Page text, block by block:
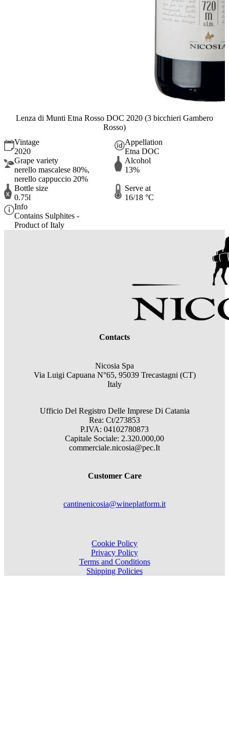
Lenza di Munti Etna Rosso DOC 2020 (3 bicchieri Gambero
Rosso)
Vintage
2020
Appellation
Etna DOC
Grape variety
nerello mascalese 80%,
nerello cappuccio 20%
Alcohol
13%
Bottle size
0.75l
Serve at
16/18 °C
Info
Contains Sulphites -
Product of Italy
Contacts
Nicosia Spa
Via Luigi Capuana N°65, 95039 Trecastagni (CT)
Italy
Ufficio Del Registro Delle Imprese Di Catania
Rea: Ct/273853
P.IVA: 04102780873
Capitale Sociale: 2.320.000,00
commerciale.nicosia@pec.It
Customer Care
cantinenicosia@wineplatform.it
Cookie Policy
Privacy Policy
Terms and Conditions
Shipping Policies